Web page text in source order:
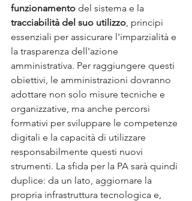
funzionamento del sistema e la
tracciabilità del suo utilizzo , principi
essenziali per assicurare l'imparzialità e
la trasparenza dell'azione
amministrativa. Per raggiungere questi
obiettivi, le amministrazioni dovranno
adottare non solo misure tecniche e
organizzative, ma anche percorsi
formativi per sviluppare le competenze
digitali e la capacità di utilizzare
responsabilmente questi nuovi
strumenti. La sfida per la PA sarà quindi
duplice: da un lato, aggiornare la
propria infrastruttura tecnologica e,